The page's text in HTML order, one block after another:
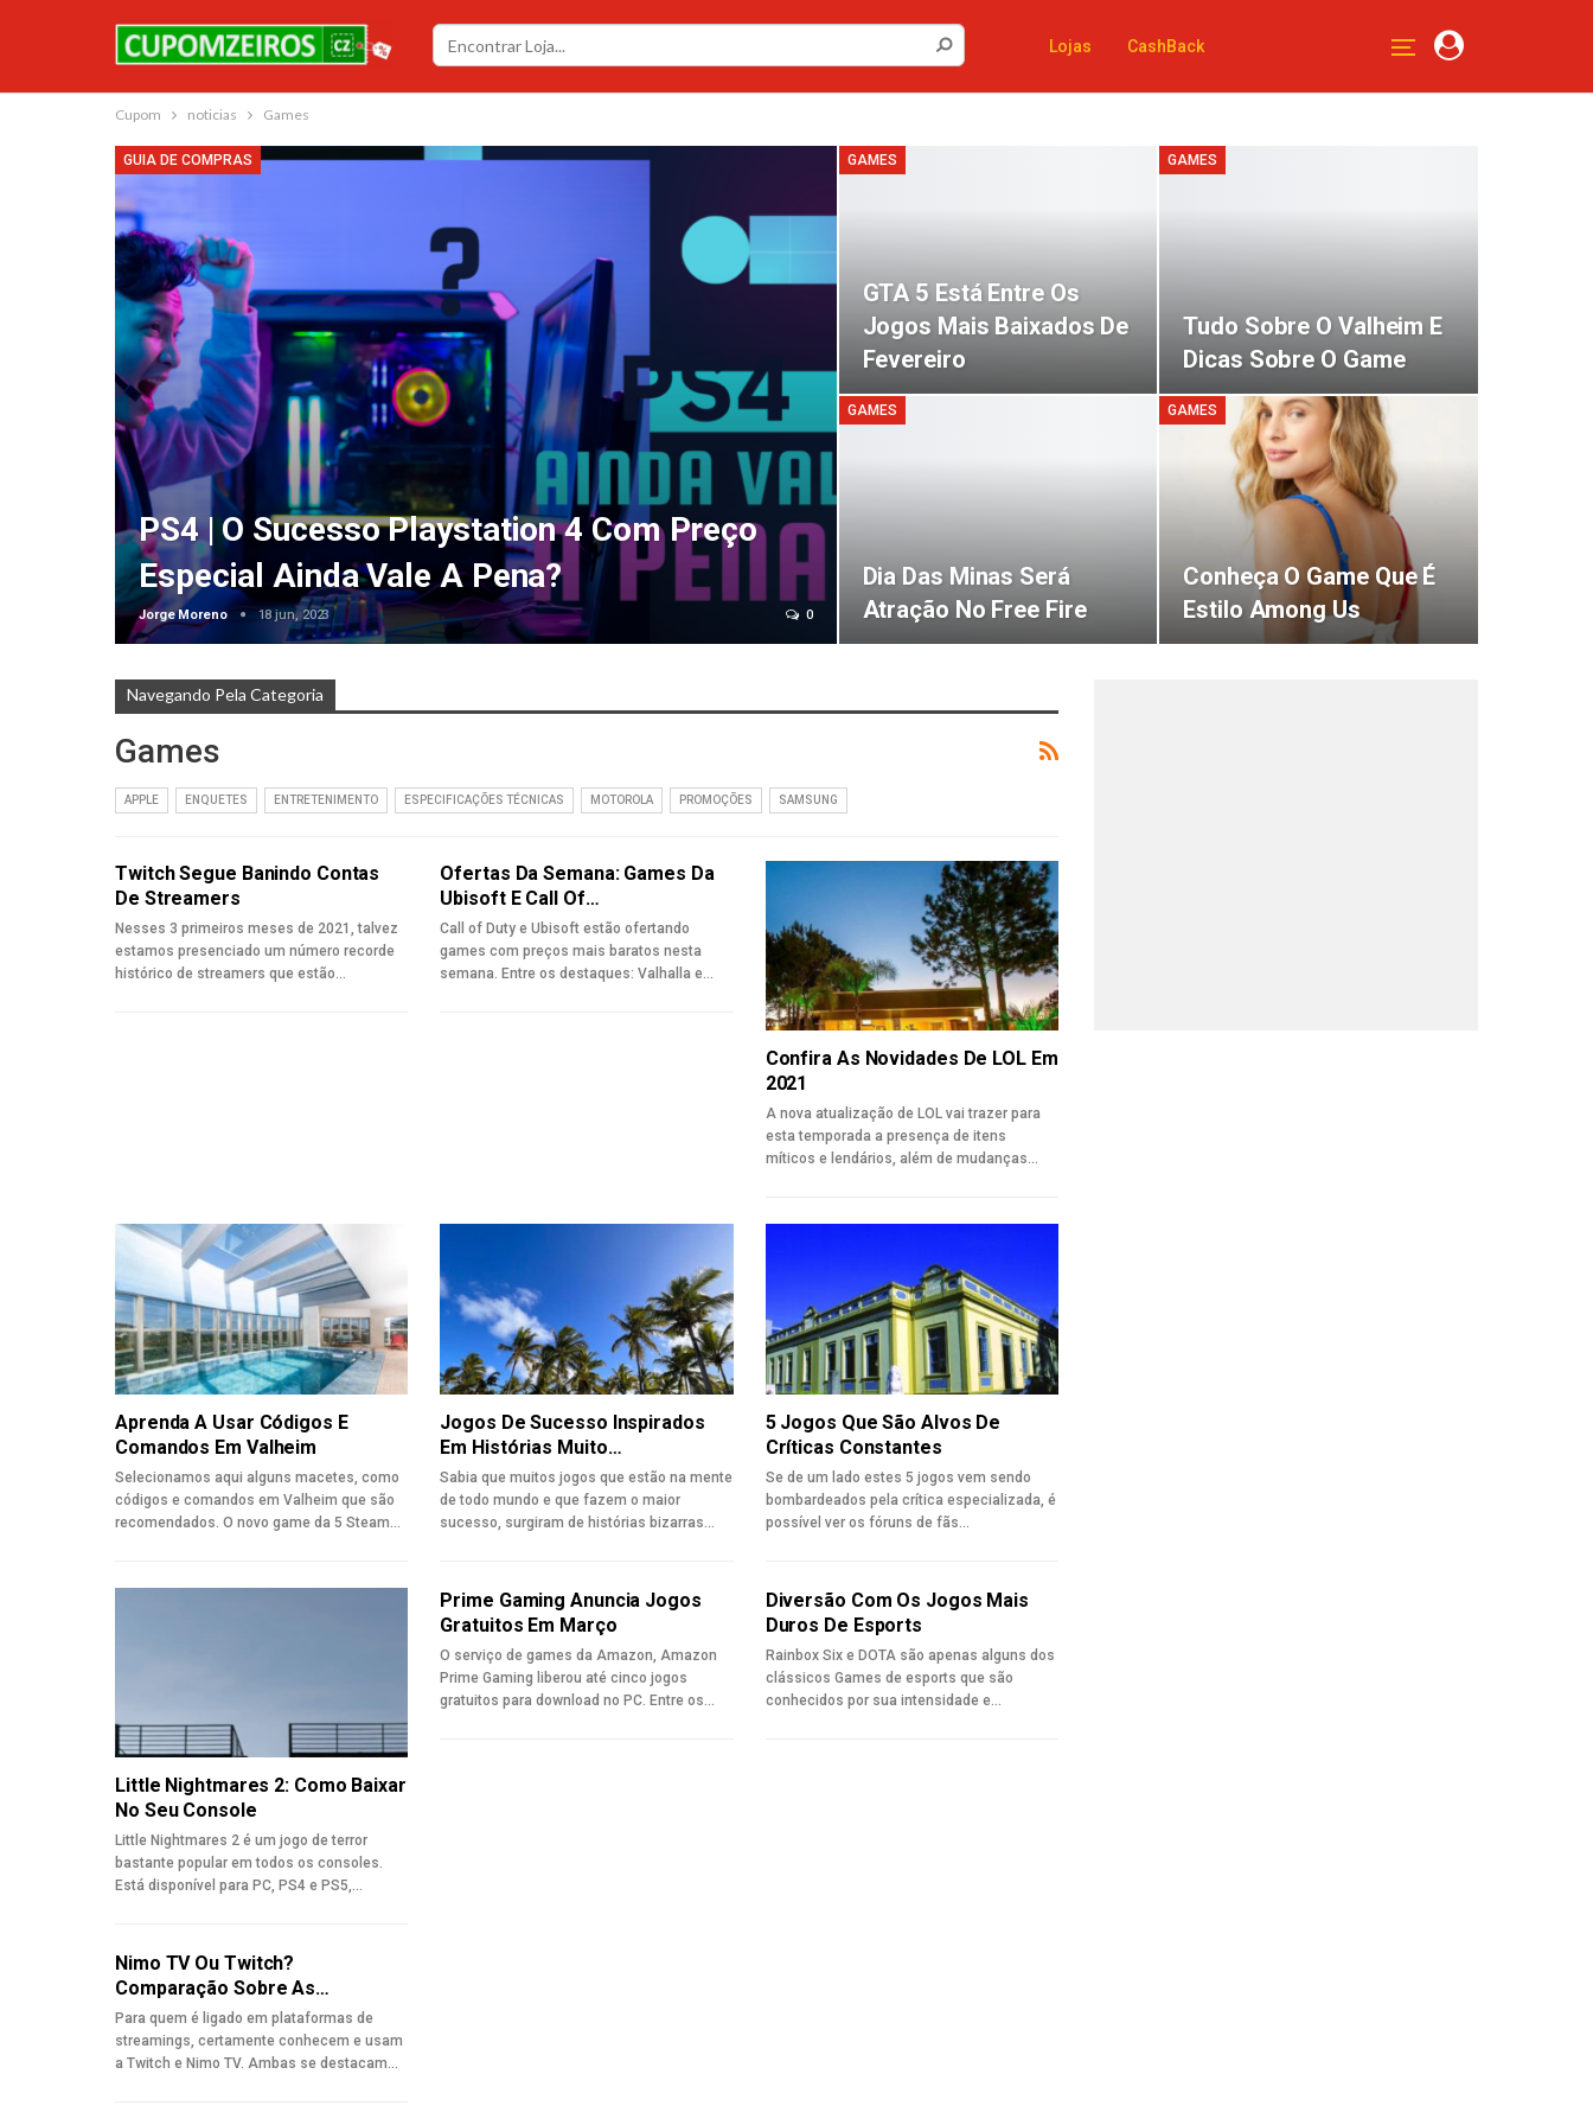
Lojas CashBack
Cupom noticias Games
GUIA DE COMPRAS
PS4 | O Sucesso Playstation 4 Com Preço
Especial Ainda Vale A Pena?
Jorge Moreno 18 jun, 2023 0
GAMES
GTA 5 Está Entre Os
Jogos Mais Baixados De
Fevereiro
GAMES
Tudo Sobre O Valheim E
Dicas Sobre O Game
GAMES
Dia Das Minas Será
Atração No Free Fire
GAMES
Conheça O Game Que É
Estilo Among Us
Navegando Pela Categoria
Games
APPLE ENQUETES ENTRETENIMENTO ESPECIFICAÇÕES TÉCNICAS MOTOROLA PROMOÇÕES SAMSUNG
Twitch Segue Banindo Contas
De Streamers
Nesses 3 primeiros meses de 2021, talvez
estamos presenciado um número recorde
histórico de streamers que estão…
Ofertas Da Semana: Games Da
Ubisoft E Call Of…
Call of Duty e Ubisoft estão ofertando
games com preços mais baratos nesta
semana. Entre os destaques: Valhalla e…
Confira As Novidades De LOL Em
2021
A nova atualização de LOL vai trazer para
esta temporada a presença de itens
míticos e lendários, além de mudanças…
Aprenda A Usar Códigos E
Comandos Em Valheim
Selecionamos aqui alguns macetes, como
códigos e comandos em Valheim que são
recomendados. O novo game da 5 Steam…
Jogos De Sucesso Inspirados
Em Histórias Muito…
Sabia que muitos jogos que estão na mente
de todo mundo e que fazem o maior
sucesso, surgiram de histórias bizarras…
5 Jogos Que São Alvos De
Críticas Constantes
Se de um lado estes 5 jogos vem sendo
bombardeados pela crítica especializada, é
possível ver os fóruns de fãs…
Little Nightmares 2: Como Baixar
No Seu Console
Little Nightmares 2 é um jogo de terror
bastante popular em todos os consoles.
Está disponível para PC, PS4 e PS5,…
Prime Gaming Anuncia Jogos
Gratuitos Em Março
O serviço de games da Amazon, Amazon
Prime Gaming liberou até cinco jogos
gratuitos para download no PC. Entre os…
Diversão Com Os Jogos Mais
Duros De Esports
Rainbox Six e DOTA são apenas alguns dos
clássicos Games de esports que são
conhecidos por sua intensidade e…
Nimo TV Ou Twitch?
Comparação Sobre As…
Para quem é ligado em plataformas de
streamings, certamente conhecem e usam
a Twitch e Nimo TV. Ambas se destacam…